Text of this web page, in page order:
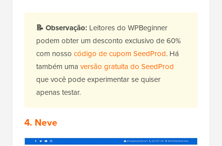
📝 Observação: Leitores do WPBeginner
podem obter um desconto exclusivo de 60%
com nosso código de cupom SeedProd. Há
também uma versão gratuita do SeedProd
que você pode experimentar se quiser
apenas testar.
4. Neve